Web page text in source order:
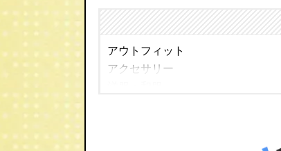
ネオブライス ルージュノワール/
ブライス CWC限定 ピカデリード
アウトフィット
アクセサリー